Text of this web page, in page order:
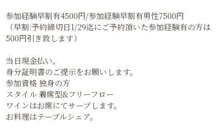
参加経験早割有4500円/参加経験早割有男性7500円
（早割:予約締切日1/29迄にご予約頂いた参加経験有の方は
500円引き致します）
当日現金払い。
身分証明書のご提示をお願いします。
参加資格 独身の方
スタイル 着席型&フリーフロー
ワインはお席にてサーブします。
お料理はテーブルシェア。